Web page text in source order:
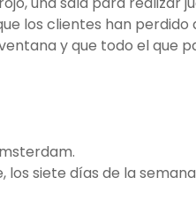
los clientes han perdido
y que todo el que
los siete días de la